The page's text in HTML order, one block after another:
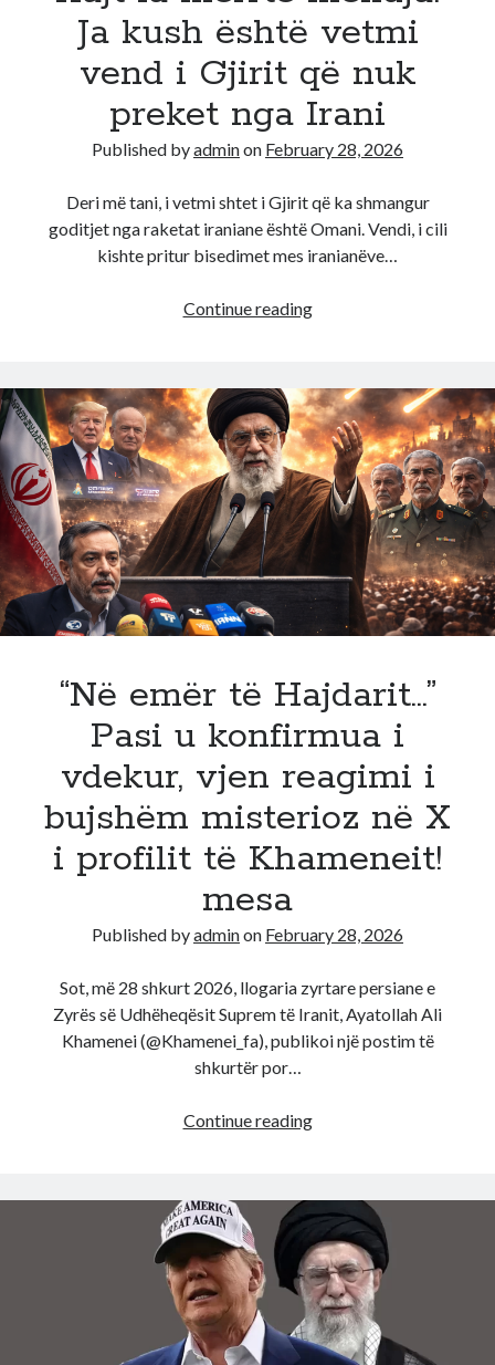
Ja kush është vetmi
vend i Gjirit që nuk
preket nga Irani
Published byadminon February 28, 2026
Deri më tani, i vetmi shtet i Gjirit që ka shmangur
goditjet nga raketat iraniane është Omani. Vendi, i cili
kishte pritur bisedimet mes iranianëve…
Continue readingKujt
mendja!
Ja
kush
është
vetmi
vend
Gjirit
që
nuk
nga
Irani
“Në emër të Hajdarit…”
Pasi u konfirmua i
vdekur, vjen reagimi i
bujshëm misterioz në X
i profilit të Khameneit!
mesa
Published byadminon February 28, 2026
Sot, më 28 shkurt 2026, llogaria zyrtare persiane e
Zyrës së Udhëheqësit Suprem të Iranit, Ayatollah Ali
Khamenei (@Khamenei_fa), publikoi një postim të
shkurtër por…
Continue reading“Në
Hajdarit…”
Pasi
u
konfirmua
i
vdekur,
vjen